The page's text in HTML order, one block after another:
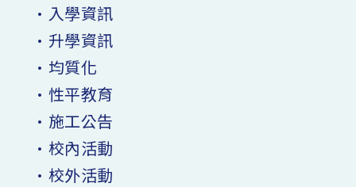
•入學資訊
•升學資訊
•均質化
•性平教育
•施工公告
•校內活動
•校外活動